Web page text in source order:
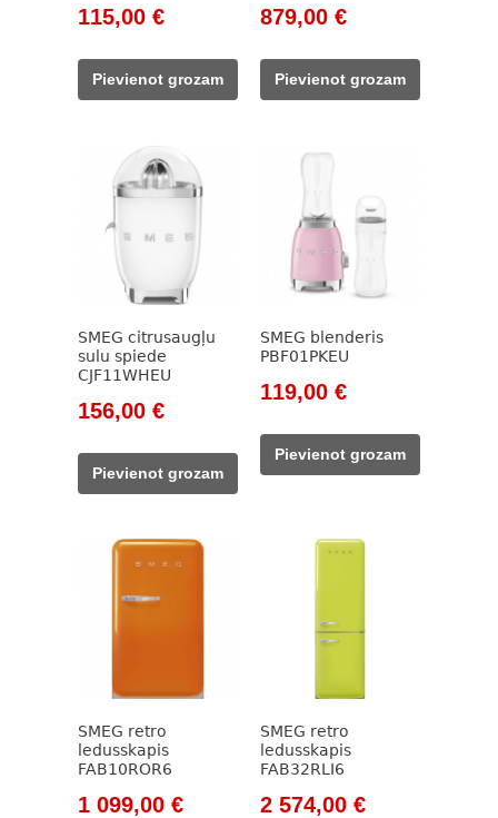
Original
was:
133,00 €.
115,00 €Current
115,00 €.
Pievienot grozam
Original
was:
999,00 €.
879,00 €Current
879,00 €.
Pievienot grozam
SMEG citrusaugļu
sulu spiede
CJF11WHEU
Original
was:
178,00 €.
156,00 €Current
156,00 €.
Pievienot grozam
SMEG blenderis
PBF01PKEU
Original
was:
138,00 €.
119,00 €Current
119,00 €.
Pievienot grozam
SMEG retro
ledusskapis
FAB10ROR6
Original
1 099,00 €Current
SMEG retro
ledusskapis
FAB32RLI6
Original
2 574,00 €Current